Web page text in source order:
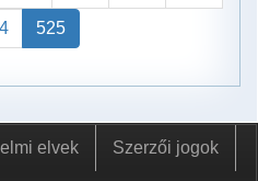
525
elvek Szerzői jogok